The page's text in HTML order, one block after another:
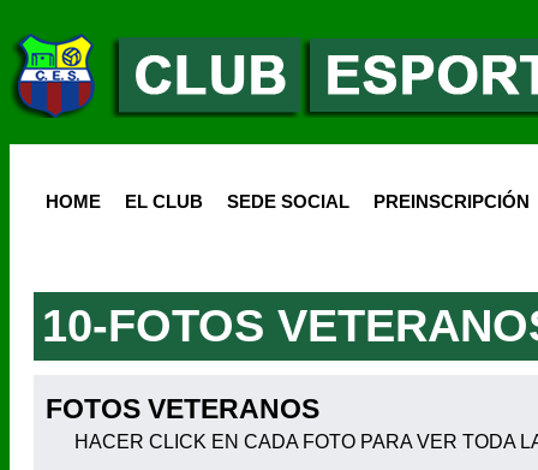
HOME EL CLUB SEDE SOCIAL PREINSCRIPCIÓN
10-FOTOS
FOTOS VETERANOS
HACER CLICK EN CADA FOTO PARA VER TODA